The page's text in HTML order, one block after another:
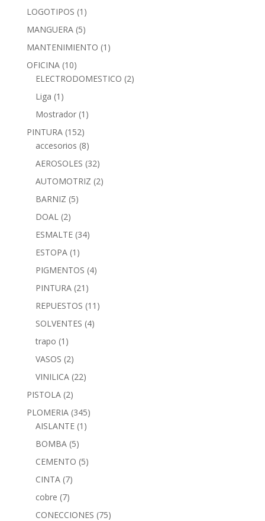
LOGOTIPOS (1)
MANGUERA (5)
MANTENIMIENTO (1)
OFICINA (10)
ELECTRODOMESTICO (2)
Liga (1)
Mostrador (1)
PINTURA (152)
accesorios (8)
AEROSOLES (32)
AUTOMOTRIZ (2)
BARNIZ (5)
DOAL (2)
ESMALTE (34)
ESTOPA (1)
PIGMENTOS (4)
PINTURA (21)
REPUESTOS (11)
SOLVENTES (4)
trapo (1)
VASOS (2)
VINILICA (22)
PISTOLA (2)
PLOMERIA (345)
AISLANTE (1)
BOMBA (5)
CEMENTO (5)
CINTA (7)
cobre (7)
CONECCIONES (75)